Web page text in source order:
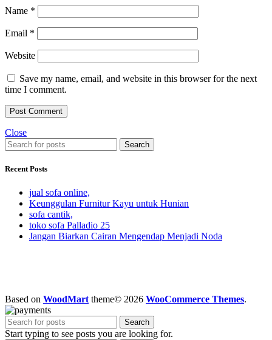
Name *
Email *
Website
Save my name, email, and website in this browser for the next
time I comment.
Close
Search
Recent Posts
jual sofa online,
Keunggulan Furnitur Kayu untuk Hunian
sofa cantik,
toko sofa Palladio 25
Jangan Biarkan Cairan Mengendap Menjadi Noda
Based on WoodMart theme© 2026 WooCommerce Themes.
Search
Start typing to see posts you are looking for.